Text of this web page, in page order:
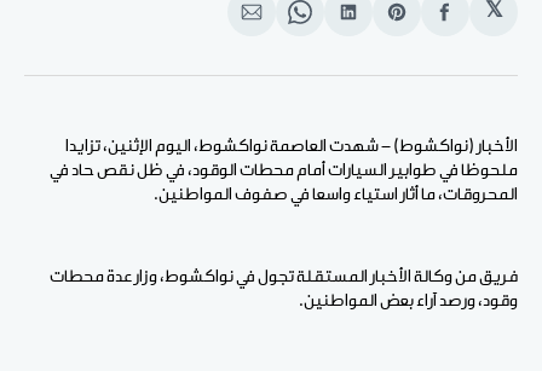
𝕏
انشر
الفيسبوك
Share
Pinterest
انشر
لينكد
Share
WhatsApp
انشر
الإيميل
الأخبار (نواكشوط) - شهدت العاصمة نواكشوط، اليوم الإثنين، تزايدا
ملحوظا في طوابير السيارات أمام محطات الوقود، في ظل نقص حاد في
المحروقات، ما أثار استياء واسعا في صفوف المواطنين.
فريق من وكالة الأخبار المستقلة تجول في نواكشوط، وزار عدة محطات
وقود، ورصد آراء بعض المواطنين.